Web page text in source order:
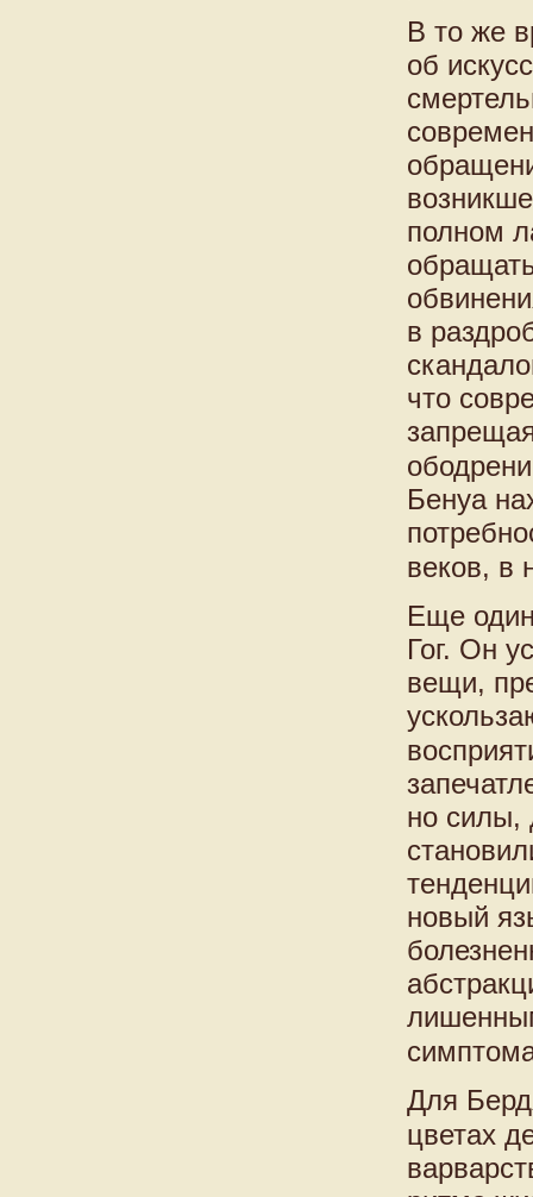
В то же
об
полном
в
что
Бенуа
веков, в
Еще один
Гог. Он
вещи,
но силы,
новый
Для
цветах